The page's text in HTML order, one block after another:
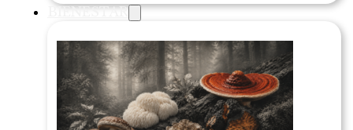
BIENESTAR